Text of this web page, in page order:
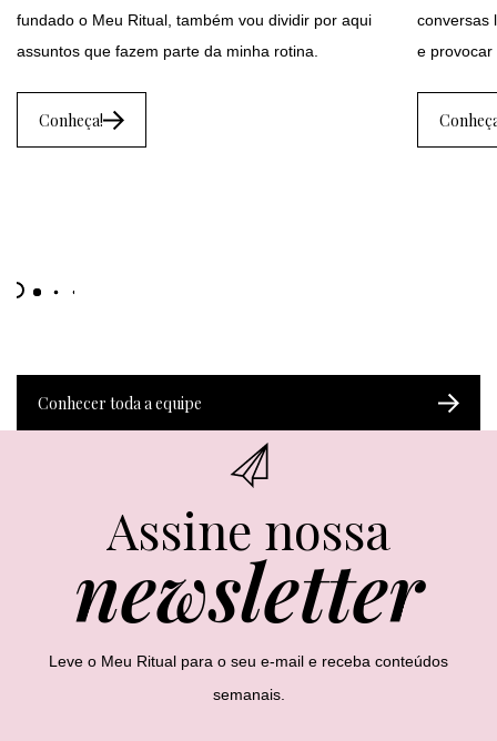
fundado o Meu Ritual, também vou dividir por aqui
assuntos que fazem parte da minha rotina.
Conheça!
conversas
e provocar
Conhecer toda a equipe
Assine nossa
newsletter
Leve o Meu Ritual para o seu e-mail e receba conteúdos
semanais.